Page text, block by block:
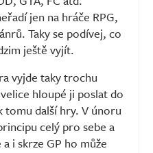
jen na hráče RPG,
Taky se podívej, co
ještě vyjít.
vyjde taky trochu
hloupé ji poslat do
tomu další hry. V únoru
celý pro sebe a
i skrze GP ho může